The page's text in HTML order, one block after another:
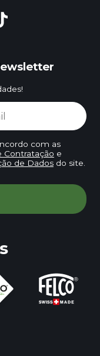
com as
Contratação e
de Dadosdo site.